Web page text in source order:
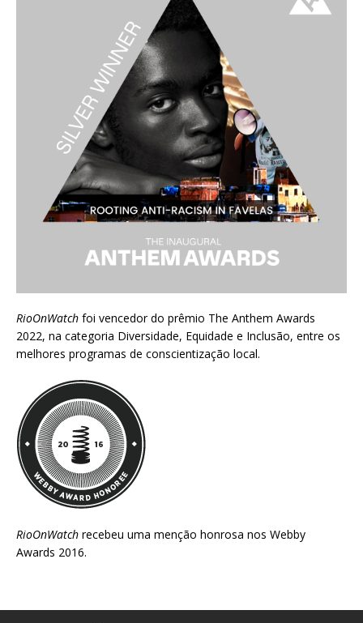
RioOnWatch foi vencedor do prêmio The Anthem Awards
2022, na categoria Diversidade, Equidade e Inclusão, entre os
melhores programas de conscientização local.
RioOnWatch recebeu uma menção honrosa nos Webby
Awards 2016.